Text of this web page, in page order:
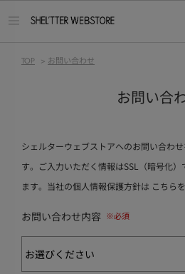
TOP > お問い合わせ
お問い合
シェルターウェブストアへのお問い合わ
す。ご入力いただく情報はSSL（暗号化
ます。当社の個人情報保護方針は こちら
お問い合わせ内容